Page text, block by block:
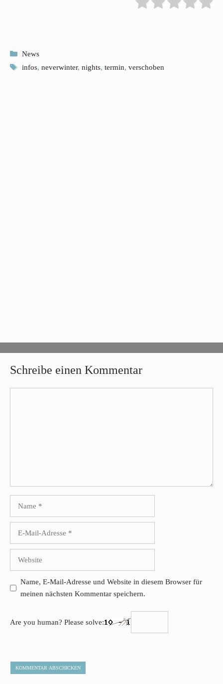
Kategorien
News
Schlagwörter
infos, neverwinter, nights, termin, verschoben
Schreibe einen Kommentar
Adresse
Name, E-Mail-Adresse und Website in diesem Browser für
meinen nächsten Kommentar speichern.
Are you human? Please solve: